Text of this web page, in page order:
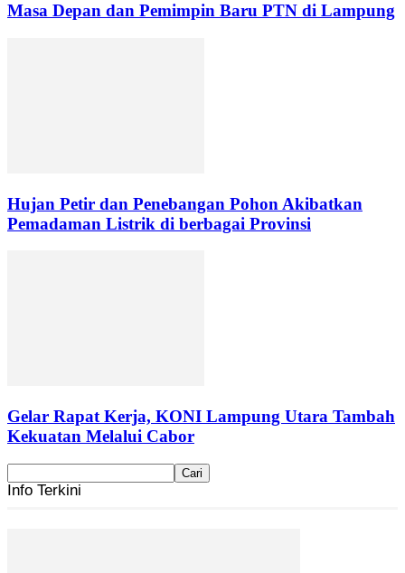
Masa Depan dan Pemimpin Baru PTN di Lampung
Hujan Petir dan Penebangan Pohon Akibatkan
Pemadaman Listrik di berbagai Provinsi
Gelar Rapat Kerja, KONI Lampung Utara Tambah
Kekuatan Melalui Cabor
Info Terkini